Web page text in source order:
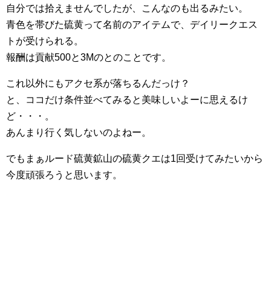
自分では拾えませんでしたが、こんなのも出るみたい。
青色を帯びた硫黄って名前のアイテムで、デイリークエス
トが受けられる。
報酬は貢献500と3Mのとのことです。
これ以外にもアクセ系が落ちるんだっけ？
と、ココだけ条件並べてみると美味しいよーに思えるけ
ど・・・。
あんまり行く気しないのよねー。
でもまぁルード硫黄鉱山の硫黄クエは1回受けてみたいから
今度頑張ろうと思います。